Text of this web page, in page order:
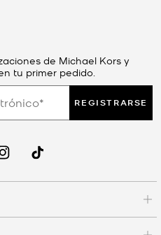
de Michael Kors y
tu primer pedido.
REGISTRARSE